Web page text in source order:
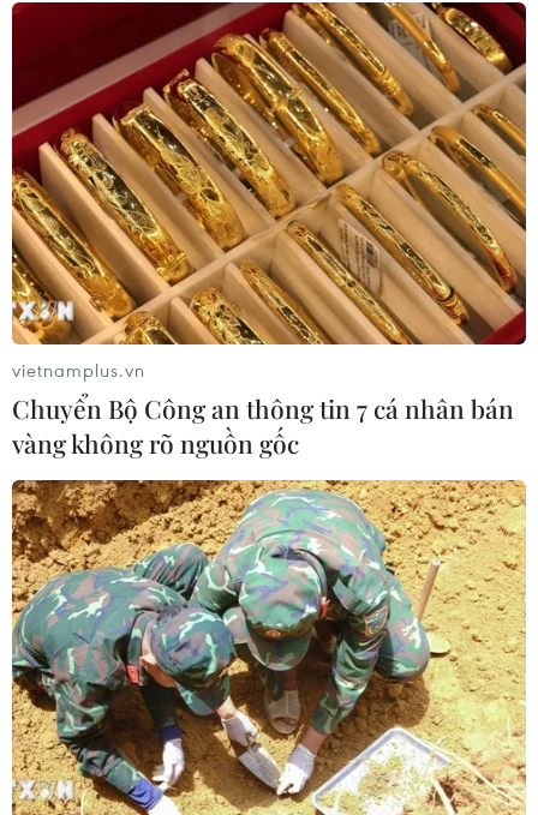
TIN CÙNG CHUYÊN MỤC
Cơ cấu lại vốn nhà nước tại doanh
nghiệp gắn với mục tiêu tăng trưởng
hai con số
07/08/2026 13:16
Bộ Tài chính: Thống nhất bốn
vietnamplus.vn
Chuyển Bộ Công an thông tin 7 cá nhân bán
vàng không rõ nguồn gốc